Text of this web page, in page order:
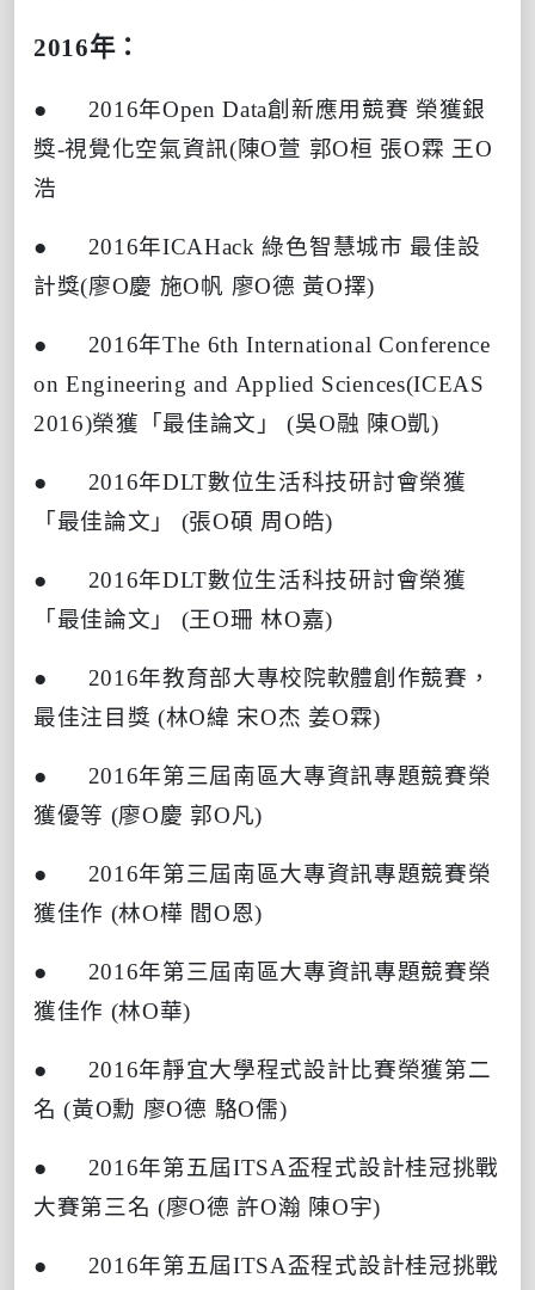
2016年：
● 2016年Open Data創新應用競賽 榮獲銀
獎-視覺化空氣資訊(陳O萱 郭O桓 張O霖 王O
浩
● 2016年ICAHack綠色智慧城市 最佳設
計獎(廖O慶 施O帆 廖O德 黃O擇)
● 2016年The 6th International Conference
on Engineering and Applied Sciences(ICEAS
2016)榮獲「最佳論文」 (吳O融 陳O凱)
● 2016年DLT數位生活科技研討會榮獲
「最佳論文」
(張O碩 周 O皓)
● 2016年DLT數位生活科技研討會榮獲
「最佳論文」
(王O珊 林O嘉)
● 2016年教育部大專校院軟體創作競賽，
最佳注目獎 (林O緯 宋O杰 姜O霖)
● 2016年第三屆南區大專資訊專題競賽榮
獲優等 (廖O慶 郭O凡)
● 2016年第三屆南區大專資訊專題競賽榮
獲佳作 (林O樺 閻O恩)
● 2016年第三屆南區大專資訊專題競賽榮
獲佳作 (林O華)
● 2016年靜宜大學程式設計比賽榮獲第二
名 (黃O勳 廖O德 駱O儒)
● 2016年第五屆ITSA盃程式設計桂冠挑戰
大賽第三名 (廖O德 許O瀚 陳O宇)
● 2016年第五屆ITSA盃程式設計桂冠挑戰